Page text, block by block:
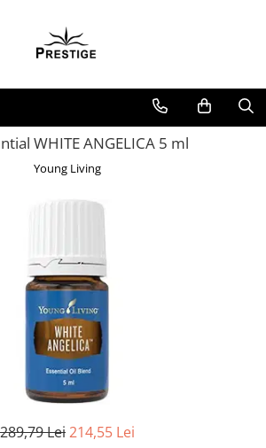
WHITE ANGELICA 5 ml
Young Living
289,79 Lei214,55 Lei